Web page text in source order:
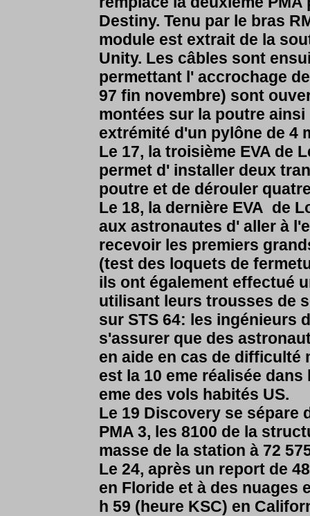
Destiny. Tenu par le bras
module est extrait de la
Unity. Les câbles sont
permettant l' accrochage
97 fin novembre) sont
montées sur la poutre
extrémité d'un pylône de 4
Le 17, la troisième EVA de
permet d' installer deux
poutre et de dérouler
Le 18, la dernière EVA de
aux astronautes d' aller à
recevoir les premiers
(test des loquets de
ils ont également effectué
utilisant leurs trousses de
sur STS 64: les ingénieurs
s'assurer que des
en aide en cas de difficulté
est la 10 eme réalisée
eme des vols habités US.
Le 19 Discovery se sépare
PMA 3, les 8100 de la
masse de la station à 72
Le 24, après un report de
en Floride et à des
h 59 (heure KSC) en